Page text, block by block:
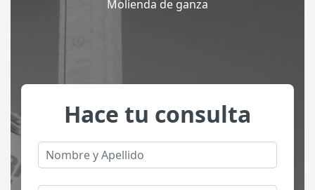
Molienda de ganza
Hace tu consulta